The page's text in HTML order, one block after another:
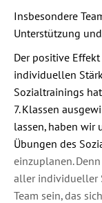
Insbesondere
Unterstützung
Der positive
individuellen
Sozialtrainings
7. Klassen
lassen, haben wir
Übungen des
einzuplanen.
aller individueller
Team sein, das